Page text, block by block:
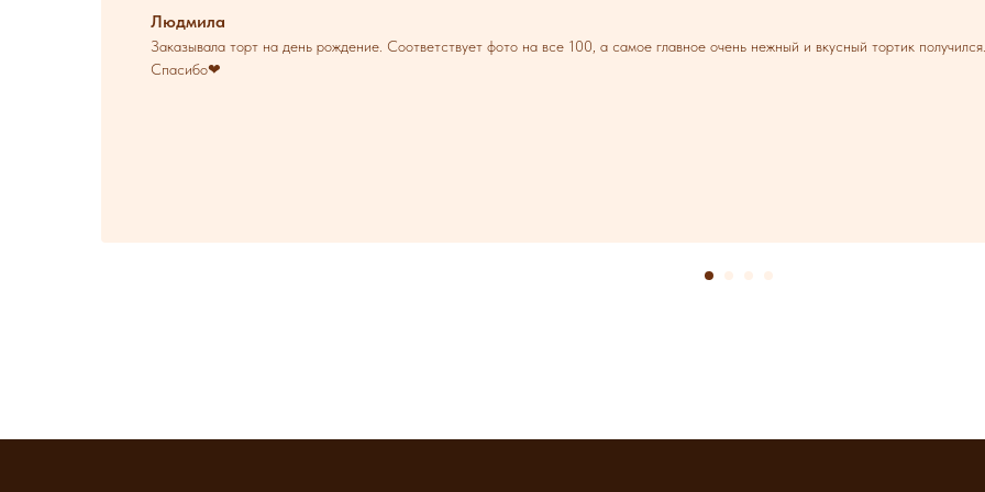
Людмила
Заказывала торт на день рождение. Соответствует фото на все 100, а самое главное очень нежный и вкусный тортик получился.
Спасибо❤